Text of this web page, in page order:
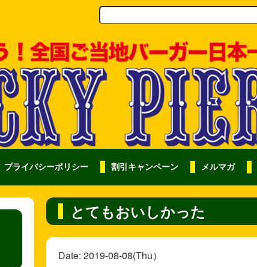
プライバシーポリシー 割引キャンペーン メルマガ
とてもおいしかった
Date: 2019-08-08(Thu）